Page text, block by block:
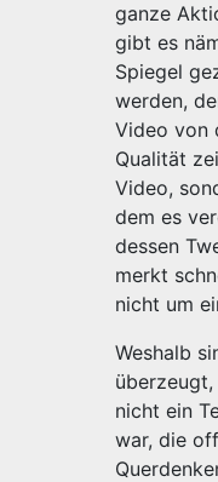
ganze
gibt es
Spiegel
werden,
Video von
Qualität
Video,
dem es
dessen
merkt
nicht um
Weshalb
überzeugt,
nicht ein
war, die